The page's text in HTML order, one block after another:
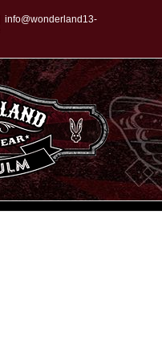
info@wonderland13-